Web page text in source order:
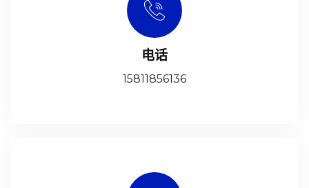
电话
15811856136